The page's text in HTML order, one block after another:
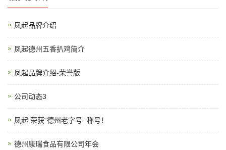
凤起品牌介绍
凤起德州五香扒鸡简介
凤起品牌介绍-荣誉版
公司动态3
凤起 荣获“德州老字号” 称号！
德州康瑞食品有限公司年会